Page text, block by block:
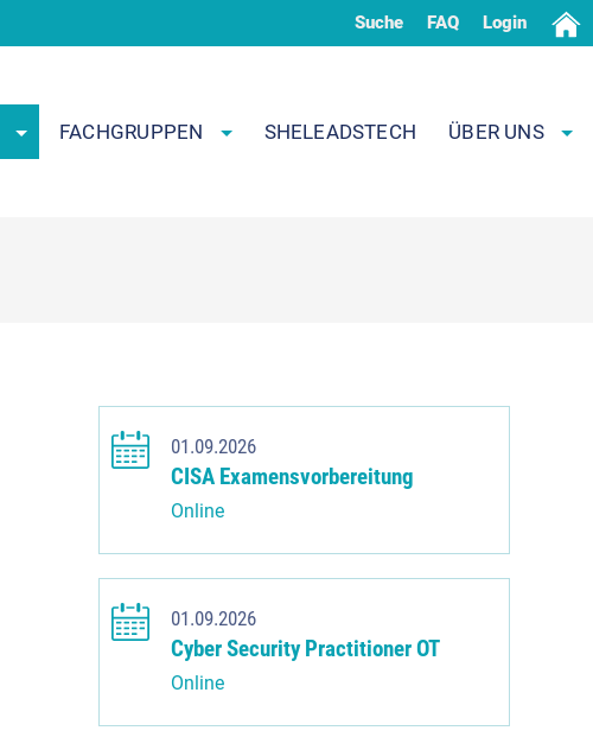
Suche FAQ Login
FACHGRUPPEN SHELEADSTECH ÜBER UNS
01.09.2026
CISA Examensvorbereitung
Online
01.09.2026
Cyber Security Practitioner OT
Online